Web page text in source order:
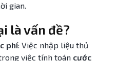
gian.
là vấn đề?
phí: Việc nhập liệu thủ
việc tính toán cước